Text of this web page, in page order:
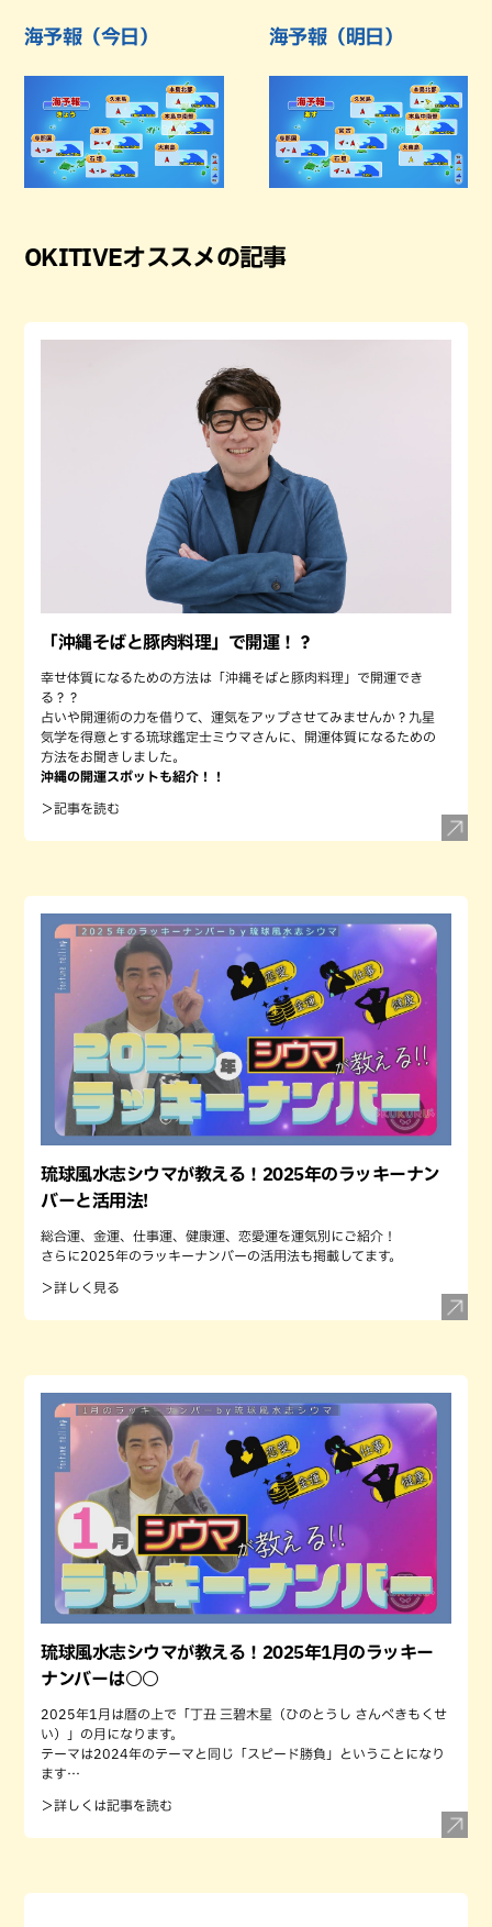
海予報（今日） 海予報（明日）
OKITIVEオススメの記事
「沖縄そばと豚肉料理」で開運！？
幸せ体質になるための方法は「沖縄そばと豚肉料理」で開運でき
る？？
占いや開運術の力を借りて、運気をアップさせてみませんか？九星
気学を得意とする琉球鑑定士ミウマさんに、開運体質になるための
方法をお聞きしました。
沖縄の開運スポットも紹介！！
＞記事を読む
琉球風水志シウマが教える！2025年のラッキーナン
バーと活用法!
総合運、金運、仕事運、健康運、恋愛運を運気別にご紹介！
さらに2025年のラッキーナンバーの活用法も掲載してます。
＞詳しく見る
琉球風水志シウマが教える！2025年1月のラッキー
ナンバーは○○
2025年1月は暦の上で「丁丑 三碧木星（ひのとうし さんぺきもくせ
い）」の月になります。
テーマは2024年のテーマと同じ「スピード勝負」ということになり
ます…
＞詳しくは記事を読む